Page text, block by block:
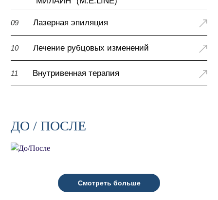
09 Лазерная эпиляция
10 Лечение рубцовых изменений
11 Внутривенная терапия
ДО / ПОСЛЕ
Смотреть больше